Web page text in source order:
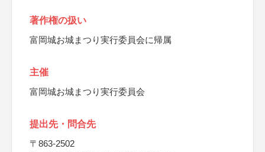
著作権の扱い
富岡城お城まつり実行委員会に帰属
主催
富岡城お城まつり実行委員会
提出先・問合先
〒863-2502